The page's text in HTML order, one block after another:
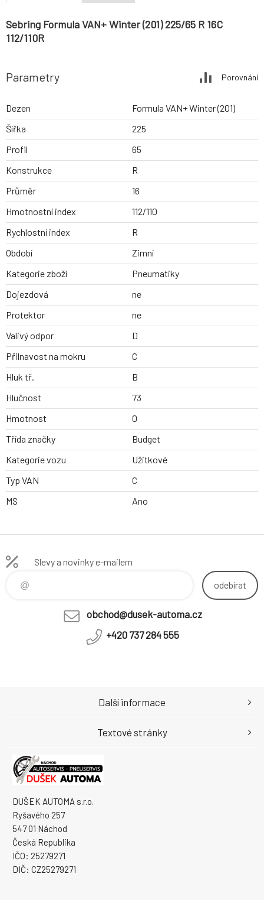
Sebring Formula VAN+ Winter (201) 225/65 R 16C
112/110R
Parametry Porovnání
Dezen
Formula VAN+ Winter (201)
Šířka
225
Profil
65
Konstrukce
R
Průměr
16
Hmotnostní index
112/110
Rychlostní index
R
Období
Zimní
Kategorie zboží
Pneumatiky
Dojezdová
ne
Protektor
ne
Valivý odpor
D
Přilnavost na mokru
C
Hluk tř.
B
Hlučnost
73
Hmotnost
0
Třída značky
Budget
Kategorie vozu
Užitkové
Typ VAN
C
MS
Ano
Slevy a novinky e-mailem
odebírat
obchod@dusek-automa.cz
+420 737 284 555
DUŠEK AUTOMA s.r.o.
Ryšavého 257
547 01 Náchod
Česká Republika
IČO: 25279271
DIČ: CZ25279271
Další informace
Textové stránky